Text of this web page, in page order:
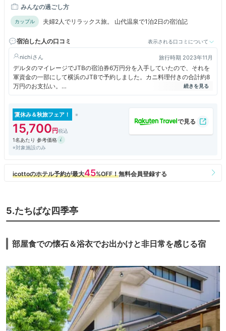
みんなの過ごし方
カップル 夫婦2人でリラックス旅。 山代温泉で1泊2日の宿泊記
宿泊した人の口コミ 表示される口コミについて
nichi 旅行時期 2023年11月
デルタのマイレージでJTBの宿泊券6万円分を入手していたので、それを
軍資金の一部にして横浜のJTBで予約しました。カニ料理付きの合計約8
万円のお支払い。
期待しちゃいました！
お部屋は広くて快適。
温泉もゆっくり寛げます。
お料理は最高！
蟹なんてめっちゃ美味しかったです！
お料理全て、レベルが高いと思います。
ディナーの際に入口にいらした仲居さんと売店のスタッフと清掃スタッフ
だけが気が利いている笑顔の対応だったように感じます。
そのほかの多くのスタッフは「必要最低限のことだけポーカーフェイスで
対応します。」
的なドライな感じでした。
じませんでした。
夏休み＆秋旅フェア！
15,700
1名あたり 参考価格
※対象施設のみ
5.たちばな四季亭
部屋食での懐石＆浴衣でお出かけと非日常を感じる宿